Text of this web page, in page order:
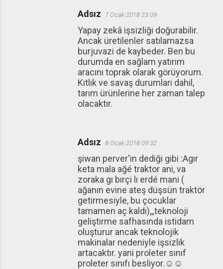
Adsız 7 Ocak 2018 23:09
Yapay zekâ işsizliği doğurabilir.
Ancak üretilenler satılamazsa
burjuvazi de kaybeder. Ben bu
durumda en sağlam yatırım
aracını toprak olarak görüyorum.
Kıtlık ve savaş durumları dahil,
tarım ürünlerine her zaman talep
olacaktır.
Adsız 8 Ocak 2018 09:32
şiwan perver'in dediği gibi :Agır
keta mala ağé traktor ani, va
zoraka gı bırçi lı erdé mani (
ağanın evine ateş düşsün traktör
getirmesiyle, bu çocuklar
tamamen aç kaldı),,,teknoloji
geliştirme safhasında istidam
oluşturur ancak teknolojik
makinalar nedeniyle işsizlik
artacaktır. yani proleter sınıf
proleter sınıfı besliyor.☺☺